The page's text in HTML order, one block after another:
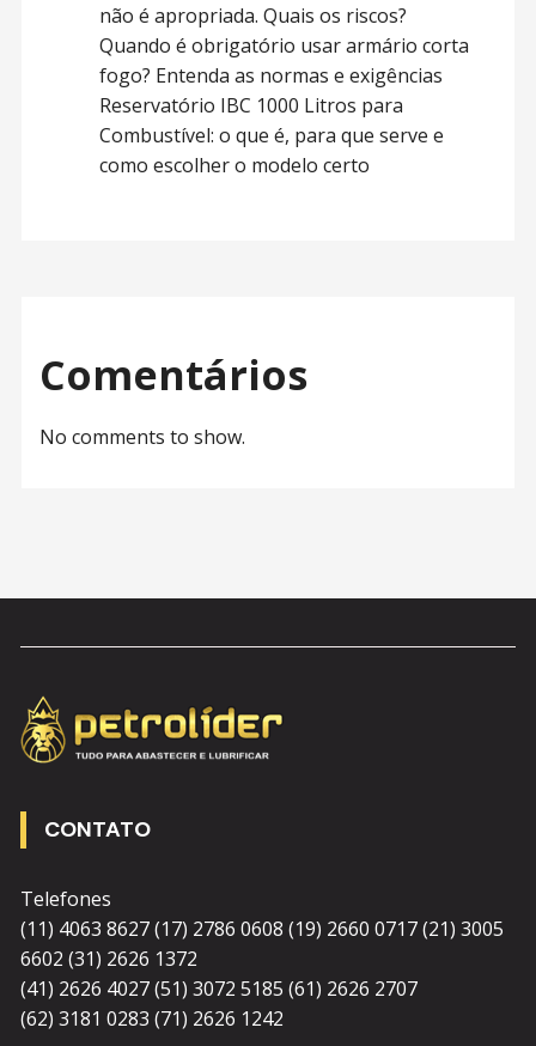
não é apropriada. Quais os riscos?
Quando é obrigatório usar armário corta
fogo? Entenda as normas e exigências
Reservatório IBC 1000 Litros para
Combustível: o que é, para que serve e
como escolher o modelo certo
Comentários
No comments to show.
CONTATO
Telefones
(11) 4063 8627 (17) 2786 0608 (19) 2660 0717 (21) 3005
6602 (31) 2626 1372
(41) 2626 4027 (51) 3072 5185 (61) 2626 2707
(62) 3181 0283 (71) 2626 1242